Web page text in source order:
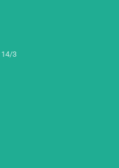
14/3